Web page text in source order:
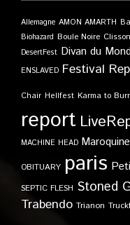
Allemagne AMON AMARTH
Biohazard Boule Noire Clisson
DesertFest Divan du
ENSLAVED Festival
Chair Hellfest Karma to
report
MACHINE HEAD
OBITUARY paris
SEPTIC FLESH Stoned
Trabendo Trianon